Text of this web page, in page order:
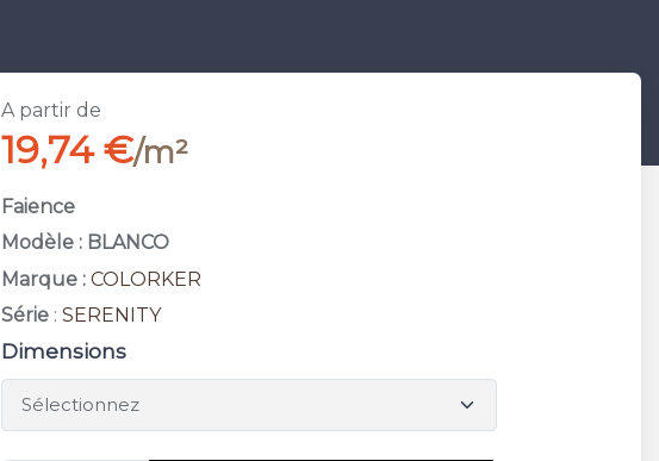
A partir de
19,74 €/m²
Faience
Modèle : BLANCO
Marque : COLORKER
Série :SERENITY
Dimensions